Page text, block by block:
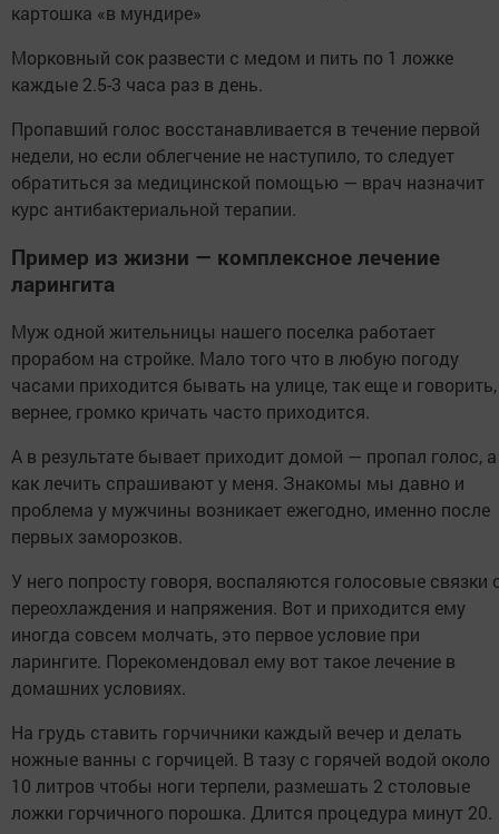
картошка «в мундире»
Морковный сок развести с медом и пить по 1 ложке
каждые 2.5-3 часа раз в день.
Пропавший голос восстанавливается в течение первой
недели, но если облегчение не наступило, то следует
обратиться за медицинской помощью — врач назначит
курс антибактериальной терапии.
Пример из жизни — комплексное лечение
ларингита
Муж одной жительницы нашего поселка работает
прорабом на стройке. Мало того что в любую погоду
часами приходится бывать на улице, так еще и говорить,
вернее, громко кричать часто приходится.
А в результате бывает приходит домой — пропал голос, а
как лечить спрашивают у меня. Знакомы мы давно и
проблема у мужчины возникает ежегодно, именно после
первых заморозков.
У него попросту говоря, воспаляются голосовые связки
переохлаждения и напряжения. Вот и приходится ему
иногда совсем молчать, это первое условие при
ларингите. Порекомендовал ему вот такое лечение в
домашних условиях.
На грудь ставить горчичники каждый вечер и делать
ножные ванны с горчицей. В тазу с горячей водой около
10 литров чтобы ноги терпели, размешать 2 столовые
ложки горчичного порошка. Длится процедура минут 20.